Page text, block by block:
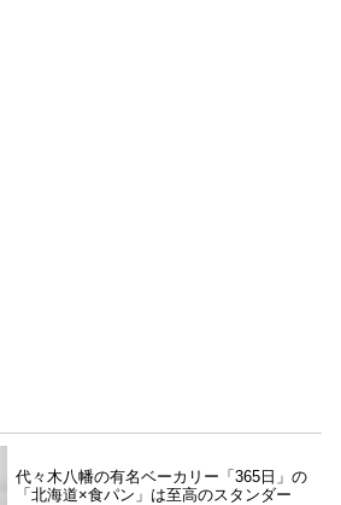
代々木八幡の有名ベーカリー「365日」の
「北海道×食パン」は至高のスタンダー